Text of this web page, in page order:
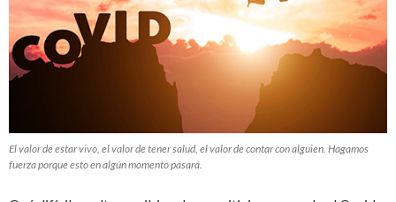
El valor de estar vivo, el valor de tener salud, el valor de contar con alguien. Hagamos
fuerza porque esto en algún momento pasará.